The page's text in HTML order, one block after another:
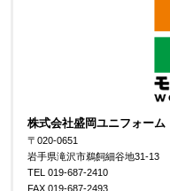
株式会社盛岡ユニフォーム
〒020-0651
岩手県滝沢市鵜飼細谷地31-13
TEL 019-687-2410
FAX 019-687-2493